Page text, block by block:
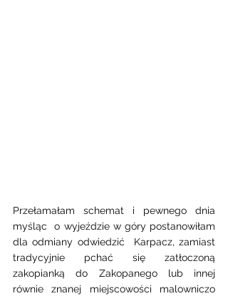
Przełamałam schemat i pewnego dnia
myśląc  o wyjeździe w góry postanowiłam
dla odmiany odwiedzić  Karpacz, zamiast
tradycyjnie pchać się zatłoczoną
zakopianką do Zakopanego lub innej
równie znanej miejscowości malowniczo